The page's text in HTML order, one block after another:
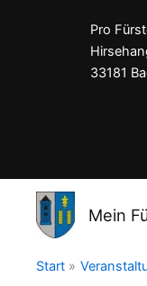
Mein
Start
Pro
33181